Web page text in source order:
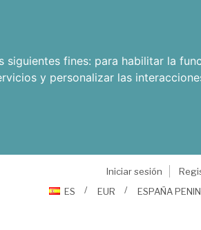
siguientes fines: para habilitar la
y personalizar las
Iniciar sesión
ES
EUR ESPAÑA